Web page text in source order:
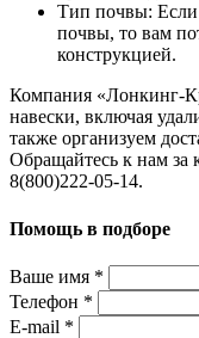
Тип почвы: Если
почвы, то вам
конструкцией.
Компания «Лонкинг-
навески, включая
также организуем
Обращайтесь к нам за
8(800)222-05-14.
Помощь в подборе
Ваше имя *
Телефон *
E-mail *